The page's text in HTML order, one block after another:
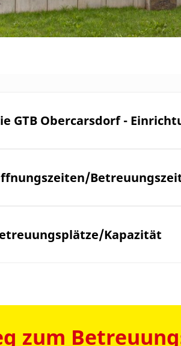
GTB Obercarsdorf -
Kapazität
zum